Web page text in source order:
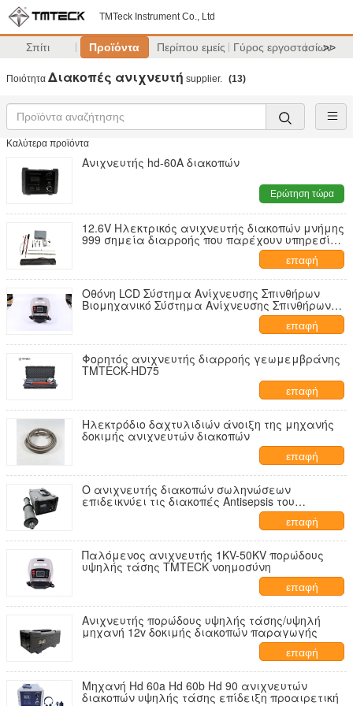
TMTeck Instrument Co., Ltd
Σπίτι Προϊόντα Περίπου εμείς Γύρος εργοστασίων
>>
Ποιότητα Διακοπές ανιχνευτή supplier. (13)
Καλύτερα προϊόντα
Ανιχνευτής hd-60A διακοπών
Ερώτηση τώρα
12.6V Ηλεκτρικός ανιχνευτής διακοπών μνήμης
999 σημεία διαρροής που παρέχουν υπηρεσίες
επαφή
Οθόνη LCD Σύστημα Ανίχνευσης Σπινθήρων
Βιομηχανικό Σύστημα Ανίχνευσης Σπινθήρων
επαφή
Φορητός ανιχνευτής διαρροής γεωμεμβράνης
TMTECK-HD75
επαφή
Ηλεκτρόδιο δαχτυλιδιών άνοιξη της μηχανής
δοκιμής ανιχνευτών διακοπών
επαφή
Ο ανιχνευτής διακοπών σωληνώσεων
επιδεικνύει τις διακοπές Antisepsis του
επιστρώματος στον ψηφιακό σωλήνα δύο
επαφή
Παλόμενος ανιχνευτής 1KV-50KV πορώδους
υψηλής τάσης TMTECK νοημοσύνη
επαφή
Ανιχνευτής πορώδους υψηλής τάσης/υψηλή
μηχανή 12v δοκιμής διακοπών παραγωγής
επαφή
Μηχανή Hd 60a Hd 60b Hd 90 ανιχνευτών
διακοπών υψηλής τάσης επίδειξη προαιρετική